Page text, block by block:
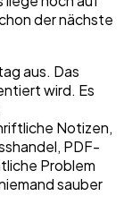
der nächste
aus. Das
wird. Es
Notizen,
PDF-
Problem
sauber